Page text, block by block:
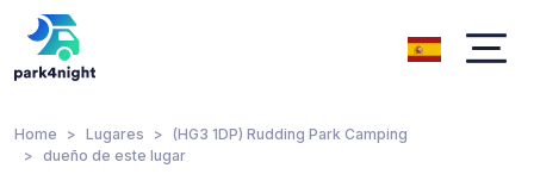
Home Lugares
(HG3 1DP) Rudding Park Camping
dueño de este lugar